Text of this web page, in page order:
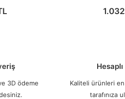
3D ödeme
Kaliteli ürünleri
tarafınıza